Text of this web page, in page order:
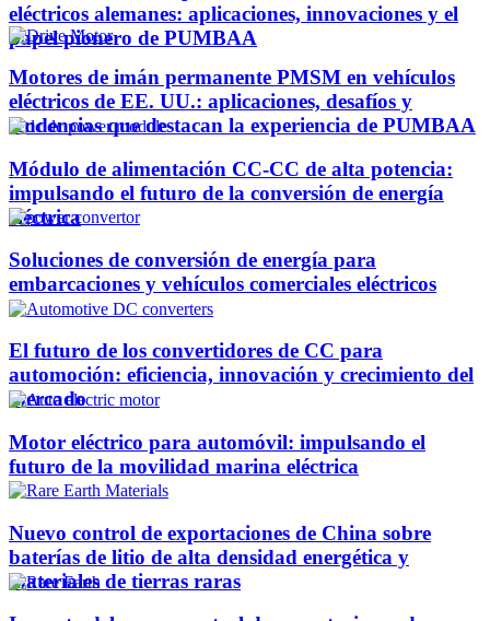
eléctricos alemanes: aplicaciones, innovaciones y el
papel pionero de PUMBAA
Motores de imán permanente PMSM en vehículos
eléctricos de EE. UU.: aplicaciones, desafíos y
tendencias que destacan la experiencia de PUMBAA
Módulo de alimentación CC-CC de alta potencia:
impulsando el futuro de la conversión de energía
eléctrica
Soluciones de conversión de energía para
embarcaciones y vehículos comerciales eléctricos
El futuro de los convertidores de CC para
automoción: eficiencia, innovación y crecimiento del
mercado
Motor eléctrico para automóvil: impulsando el
futuro de la movilidad marina eléctrica
Nuevo control de exportaciones de China sobre
baterías de litio de alta densidad energética y
materiales de tierras raras